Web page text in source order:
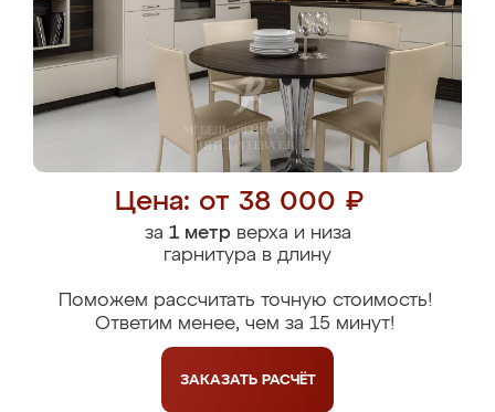
Цена: от 38 000 ₽
за 1 метрверха и низа
гарнитура в длину
Поможем рассчитать точную стоимость!
Ответим менее, чем за 15 минут!
ЗАКАЗАТЬ РАСЧЁТ